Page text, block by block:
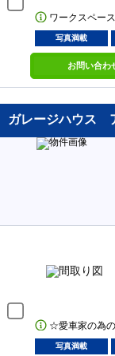
ワークスペー
写真満載
お問い合わ
ガレージハウス
☆愛車家の為
写真満載